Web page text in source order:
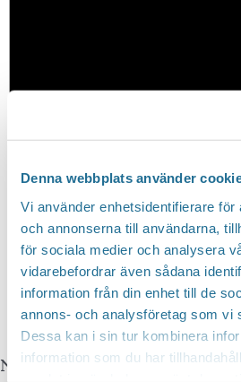
Denna webbplats använder
Vi använder enhetsidentifierare för
och annonserna till användarna,
för sociala medier och analysera
vidarebefordrar även sådana
information från din enhet till de
annons- och analysföretag som vi
Dessa kan i sin tur kombinera
information som du har
Notis